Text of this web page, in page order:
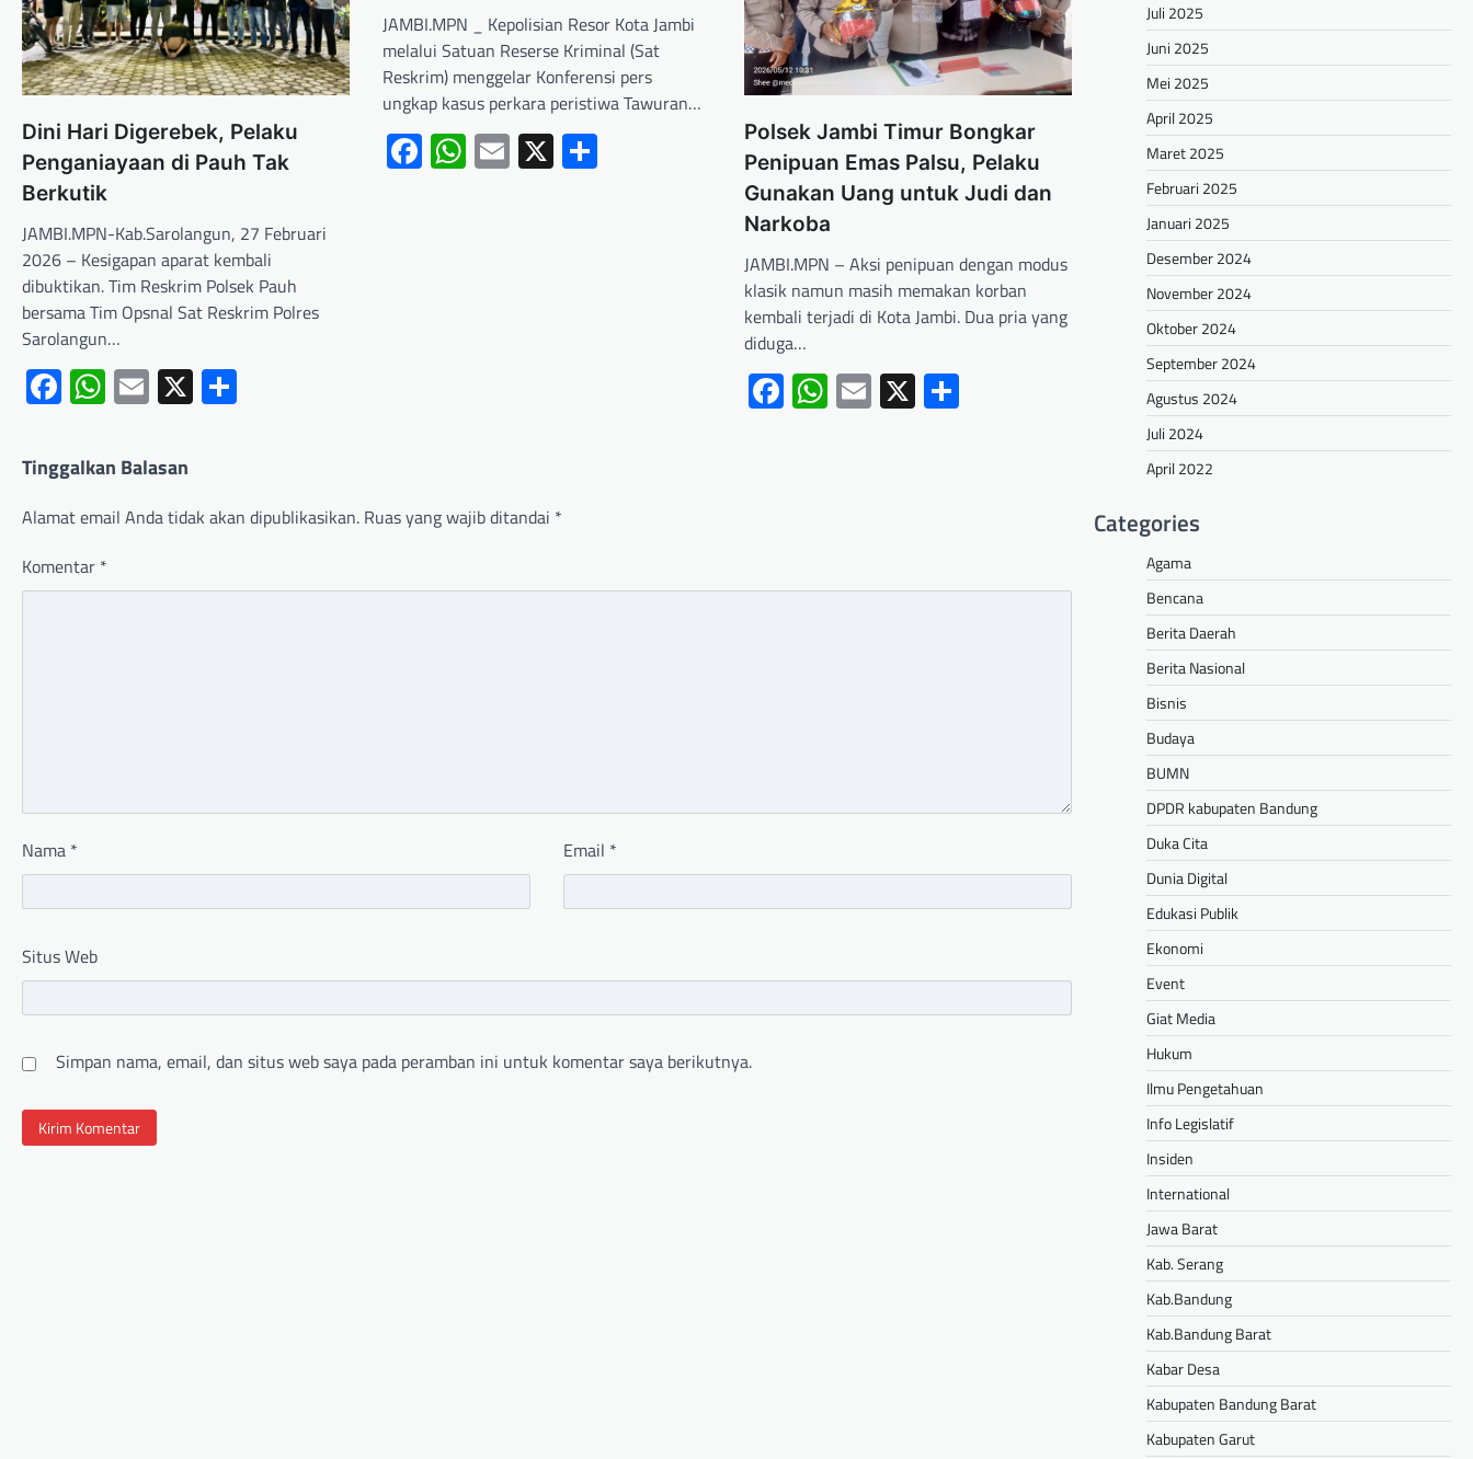
Dini Hari Digerebek, Pelaku
Penganiayaan di Pauh Tak
Berkutik
JAMBI.MPN-Kab.Sarolangun, 27 Februari
2026 – Kesigapan aparat kembali
dibuktikan. Tim Reskrim Polsek Pauh
bersama Tim Opsnal Sat Reskrim Polres
Sarolangun…
Facebook
WhatsApp
Email
X
JAMBI.MPN _ Kepolisian Resor Kota Jambi
melalui Satuan Reserse Kriminal (Sat
Reskrim) menggelar Konferensi pers
ungkap kasus perkara peristiwa Tawuran…
Facebook
WhatsApp
Email
X
Polsek Jambi Timur Bongkar
Penipuan Emas Palsu, Pelaku
Gunakan Uang untuk Judi dan
Narkoba
JAMBI.MPN – Aksi penipuan dengan modus
klasik namun masih memakan korban
kembali terjadi di Kota Jambi. Dua pria yang
diduga…
Facebook
WhatsApp
Email
X Share
Tinggalkan Balasan
Alamat email Anda tidak akan dipublikasikan. Ruas yang wajib ditandai *
Komentar *
Nama * Email *
Situs Web
Simpan nama, email, dan situs web saya pada peramban ini untuk komentar saya berikutnya.
Juli 2025
Juni 2025
Mei 2025
April 2025
Maret 2025
Februari 2025
Januari 2025
Desember 2024
November 2024
Oktober 2024
September 2024
Agustus 2024
Juli 2024
April 2022
Categories
Agama
Bencana
Berita Daerah
Berita Nasional
Bisnis
Budaya
BUMN
DPDR kabupaten Bandung
Duka Cita
Dunia Digital
Edukasi Publik
Ekonomi
Event
Giat Media
Hukum
Ilmu Pengetahuan
Info Legislatif
Insiden
International
Jawa Barat
Kab. Serang
Kab.Bandung
Kab.Bandung Barat
Kabar Desa
Kabupaten Bandung Barat
Kabupaten Garut